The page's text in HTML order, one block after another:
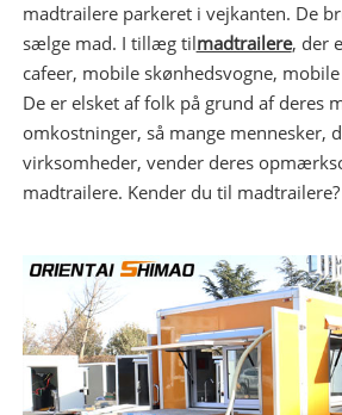
madtrailere parkeret i vejkanten. De
sælge mad. I tillæg tilmadtrailere, der
cafeer, mobile skønhedsvogne,
De er elsket af folk på grund af deres
omkostninger, så mange mennesker,
virksomheder, vender deres
madtrailere. Kender du til madtrailere?